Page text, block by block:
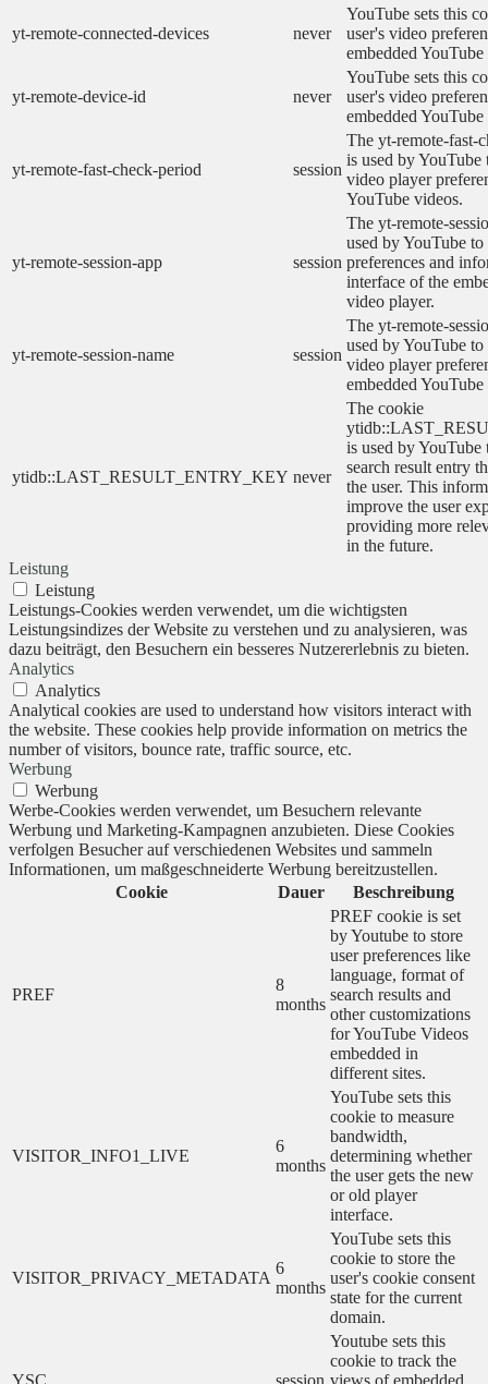
yt-remote-connected-devices never
YouTube sets this
user's video
embedded
yt-remote-device-id never
YouTube sets this
user's video
embedded
yt-remote-fast-check-period session
The yt-remote-fast-
is used by YouTube
video player
YouTube videos.
yt-remote-session-app session
The yt-remote-
used by YouTube to
preferences and
interface of the
video player.
yt-remote-session-name session
The yt-remote-
used by YouTube to
video player
embedded
ytidb::LAST_RESULT_ENTRY_KEY never
The cookie
is used by YouTube
search result entry
the user. This
improve the user
providing more
in the future.
Leistung
Leistung
Leistungs-Cookies werden verwendet, um die wichtigsten
Leistungsindizes der Website zu verstehen und zu analysieren, was
dazu beiträgt, den Besuchern ein besseres Nutzererlebnis zu bieten.
Analytics
Analytics
Analytical cookies are used to understand how visitors interact with
the website. These cookies help provide information on metrics the
number of visitors, bounce rate, traffic source, etc.
Werbung
Werbung
Werbe-Cookies werden verwendet, um Besuchern relevante
Werbung und Marketing-Kampagnen anzubieten. Diese Cookies
verfolgen Besucher auf verschiedenen Websites und sammeln
Informationen, um maßgeschneiderte Werbung bereitzustellen.
Cookie
Dauer Beschreibung
PREF
8
months
PREF cookie is set
by Youtube to store
user preferences like
language, format of
search results and
other customizations
for YouTube Videos
embedded in
different sites.
VISITOR_INFO1_LIVE
6
months
YouTube sets this
cookie to measure
bandwidth,
determining whether
the user gets the new
or old player
interface.
VISITOR_PRIVACY_METADATA
6
months
YouTube sets this
cookie to store the
user's cookie consent
state for the current
domain.
YSC session
Youtube sets this
cookie to track the
views of embedded